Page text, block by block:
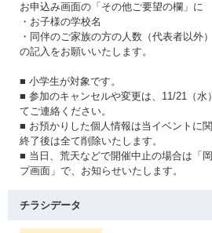
お申込み画面の「その他ご要望の欄」に
・お子様の学校名
・同伴のご家族の方の人数（代表者以外）
の記入をお願いいたします。
■ 小学生が対象です。
■ 参加のキャンセルや変更は、11/21（水
てご連絡ください。
■ お預かりした個人情報は当イベントに
終了後は全て削除いたします。
■ 当日、荒天などで開催中止の場合は「
プ画面」で、お知らせいたします。
チラシデータ